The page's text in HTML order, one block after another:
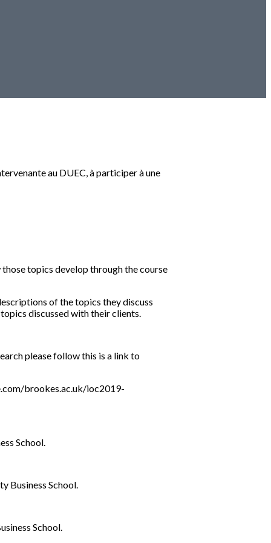
au DUEC, à participer à une
topics develop through the course
of the topics they discuss
discussed with their clients.
please follow this is a link to
brookes.ac.uk/ioc2019-
School.
Business School.
School.